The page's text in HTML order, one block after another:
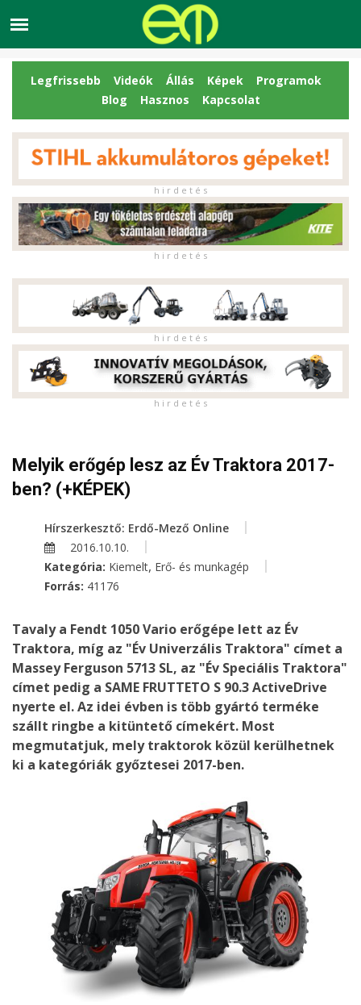
Legfrissebb Videók Állás Képek
Programok
Blog
Hasznos Kapcsolat
h i r d e t é s
h i r d e t é s
h i r d e t é s
h i r d e t é s
Melyik erőgép lesz az Év Traktora 2017-
ben? (+KÉPEK)
Hírszerkesztő: Erdő-Mező Online
2016.10.10.
Kategória: Kiemelt, Erő- és munkagép
Forrás: 41176
Tavaly a Fendt 1050 Vario erőgépe lett az Év
Traktora, míg az "Év Univerzális Traktora" címet a
Massey Ferguson 5713 SL, az "Év Speciális Traktora"
címet pedig a SAME FRUTTETO S 90.3 ActiveDrive
nyerte el. Az idei évben is több gyártó terméke
szállt ringbe a kitüntető címekért. Most
megmutatjuk, mely traktorok közül kerülhetnek
ki a kategóriák győztesei 2017-ben.